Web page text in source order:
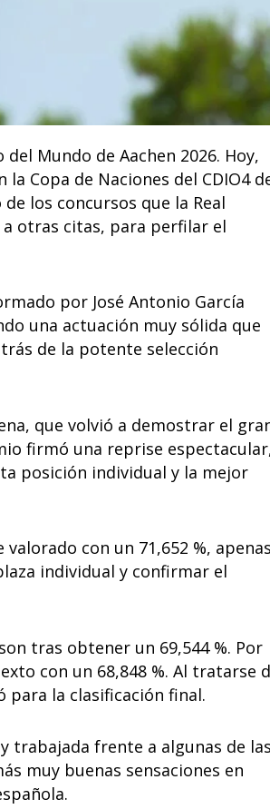
Mundo de Aachen 2026. Hoy,
Copa de Naciones del CDIO4
los concursos que la Real
otras citas, para perfilar el
por José Antonio García
una actuación muy sólida que
de la potente selección
que volvió a demostrar el
firmó una reprise
posición individual y la mejor
con un 71,652 %,
individual y confirmar el
tras obtener un 69,544 %. Por
con un 68,848 %. Al tratarse
para la clasificación final.
trabajada frente a algunas de
muy buenas sensaciones en